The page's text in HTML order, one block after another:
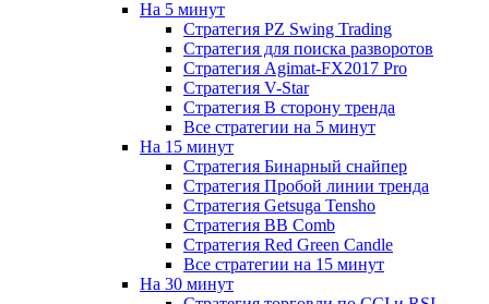
На 5 минут
Стратегия PZ Swing Trading
Стратегия для поиска разворотов
Стратегия Agimat-FX2017 Pro
Стратегия V-Star
Стратегия В сторону тренда
Все стратегии на 5 минут
На 15 минут
Стратегия Бинарный снайпер
Стратегия Пробой линии тренда
Стратегия Getsuga Tensho
Стратегия ВВ Comb
Стратегия Red Green Candle
Все стратегии на 15 минут
На 30 минут